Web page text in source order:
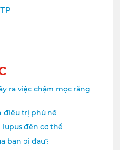
ra việc chậm mọc răng
điều trị phù nề
đến cơ thể
bạn bị đau?